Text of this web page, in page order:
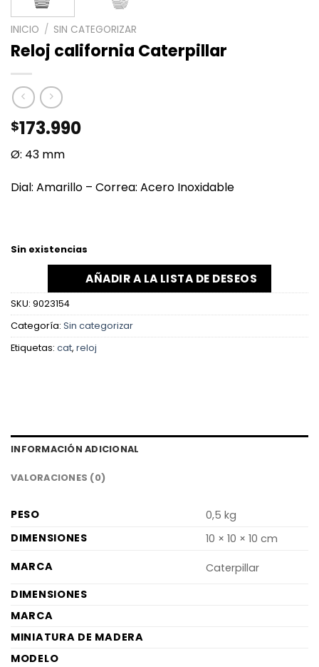
INICIO / SIN CATEGORIZAR
Reloj california Caterpillar
$173.990
Ø: 43 mm
Dial: Amarillo – Correa: Acero Inoxidable
Sin existencias
AÑADIR A LA LISTA DE DESEOS
SKU: 9023154
Categoría: Sin categorizar
Etiquetas: cat, reloj
INFORMACIÓN ADICIONAL
VALORACIONES (0)
PESO
0,5 kg
DIMENSIONES
10 × 10 × 10 cm
MARCA
Caterpillar
DIMENSIONES
MARCA
MINIATURA DE MADERA
MODELO